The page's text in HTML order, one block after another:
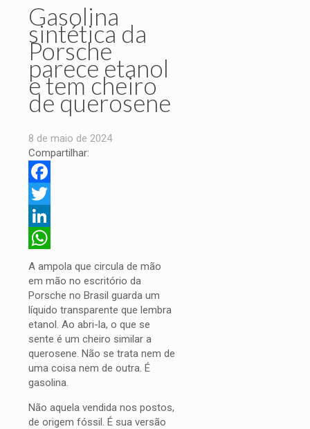
Gasolina
sintética da
Porsche
parece etanol
e tem cheiro
de querosene
8 de maio de 2024
Compartilhar:
Facebook
Twitter
LinkedIn
WhatsApp
A ampola que circula de mão
em mão no escritório da
Porsche no Brasil guarda um
líquido transparente que lembra
etanol. Ao abri-la, o que se
sente é um cheiro similar a
querosene. Não se trata nem de
uma coisa nem de outra. É
gasolina.
Não aquela vendida nos postos,
de origem fóssil. É sua versão